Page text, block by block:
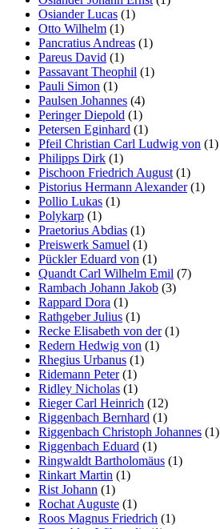
Osiander Lucas (1)
Otto Wilhelm (1)
Pancratius Andreas (1)
Pareus David (1)
Passavant Theophil (1)
Pauli Simon (1)
Paulsen Johannes (4)
Peringer Diepold (1)
Petersen Eginhard (1)
Pfeil Christian Carl Ludwig von (1)
Philipps Dirk (1)
Pischoon Friedrich August (1)
Pistorius Hermann Alexander(1)
Pollio Lukas (1)
Polykarp (1)
Praetorius Abdias (1)
Preiswerk Samuel (1)
Pückler Eduard von (1)
Quandt Carl Wilhelm Emil (7)
Rambach Johann Jakob (3)
Rappard Dora (1)
Rathgeber Julius (1)
Recke Elisabeth von der(1)
Redern Hedwig von (1)
Rhegius Urbanus (1)
Ridemann Peter(1)
Ridley Nicholas (1)
Rieger Carl Heinrich (12)
Riggenbach Bernhard (1)
Riggenbach Christoph Johannes (1)
Riggenbach Eduard (1)
Ringwaldt Bartholomäus (1)
Rinkart Martin (1)
Rist Johann (1)
Rochat Auguste (1)
Roos Magnus Friedrich (1)